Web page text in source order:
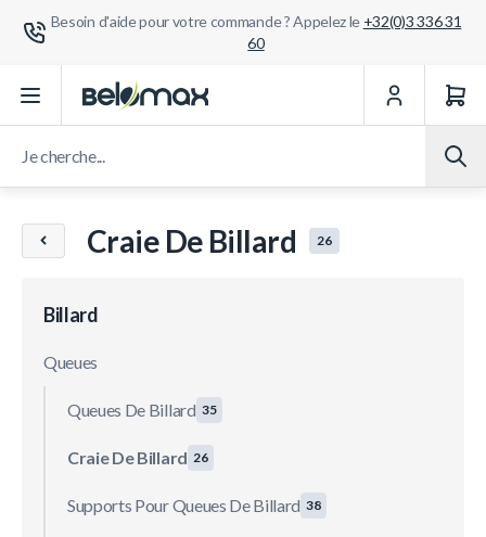
Besoin d'aide pour votre commande ? Appelez le +32(0)3 336 31
60
Craie De Billard 26
Billard
Queues
Queues De Billard 35
Craie De Billard 26
Supports Pour Queues De Billard 38